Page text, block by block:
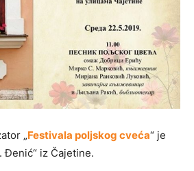
„Festivala poljskog cveća“ je
Đenić“ iz Čajetine.